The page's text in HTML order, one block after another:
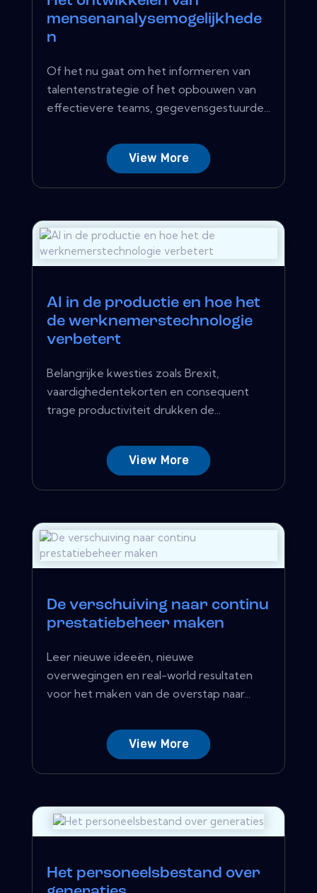
mensenanalysemogelijkhede
n
Of het nu gaat om het informeren van
talentenstrategie of het opbouwen van
effectievere teams, gegevensgestuurde...
View More
AI in de productie en hoe het
de werknemerstechnologie
verbetert
Belangrijke kwesties zoals Brexit,
vaardighedentekorten en consequent
trage productiviteit drukken de...
View More
De verschuiving naar continu
prestatiebeheer maken
Leer nieuwe ideeën, nieuwe
overwegingen en real-world resultaten
voor het maken van de overstap naar...
View More
Het personeelsbestand over